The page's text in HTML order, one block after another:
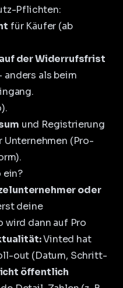
Pflichten:
für Käufer (ab
der Widerrufsfrist
als beim
und Registrierung
Unternehmen (Pro-
).
ein?
oder
deine
wird dann auf Pro
Vinted hat
out (Datum, Schritt-
öffentlich